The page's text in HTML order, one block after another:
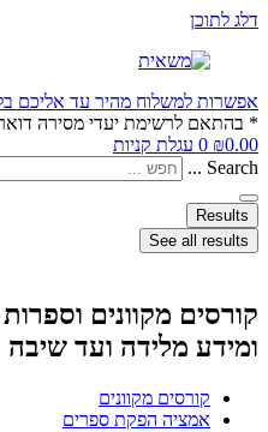
דלג לתוכן
אפשרות למשלוח מהיר עד אליכם
* בהתאם לרשימת יעדי מסירה
₪0.00
0 עגלת קניות
Search ...
Results
See all results
קורסים מקוונים
ומידע מלידה ועד שיבה
קורסים מקוונים
אמציה הפקת ספרים